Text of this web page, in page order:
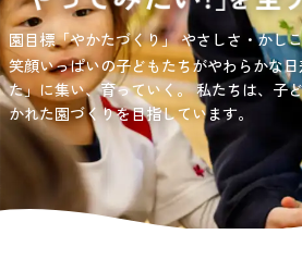
負担の少ない介護、ふれあいを大切にする
介護を目指して。
愛知・岐阜・長野の3県下で38施設・151
営する社会福祉法人サン・ビジョンでは
ニーズに幅広く対応していきます。
園目標「やかたづくり」やさしさ・かし
笑顔いっぱいの子どもたちがやわらかな
た」に集い、育っていく。私たちは、子
かれた園づくりを目指しています。
サンサン・スクール東山公園では、小学生
過ごせる環境を提供するとともに、宿題
選択)などの学習面にも力を入れて行って
通所介護
お問い合わせ先
03-6411-
担当：宮澤